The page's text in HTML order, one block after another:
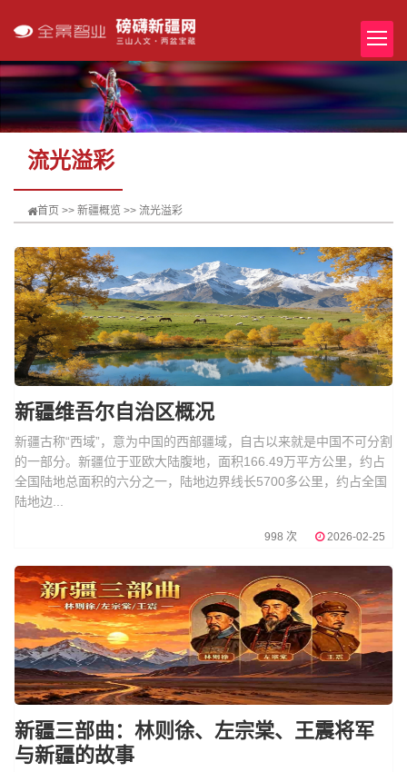
流光溢彩
首页 >> 新疆概览 >> 流光溢彩
新疆维吾尔自治区概况
新疆古称“西域”，意为中国的西部疆域，自古以来就是中国不可分割
的一部分。新疆位于亚欧大陆腹地，面积166.49万平方公里，约占
全国陆地总面积的六分之一，陆地边界线长5700多公里，约占全国
陆地边...
998 次 2026-02-25
新疆三部曲：林则徐、左宗棠、王震将军
与新疆的故事